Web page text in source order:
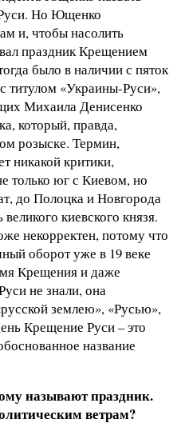
Но Ющенко
и, чтобы насолить
праздник Крещением
было в наличии с пяток
титулом «Украины-Руси»,
Михаила Денисенко
который, правда,
розыске. Термин,
никакой критики,
только юг с Киевом, но
до Полоцка и Новгорода
киевского князя.
некорректен, потому что
оборот уже в 19 веке
Крещения и даже
не знали, она
землею», «Русью»,
Крещение Руси – это
название
называют праздник.
ветрам?